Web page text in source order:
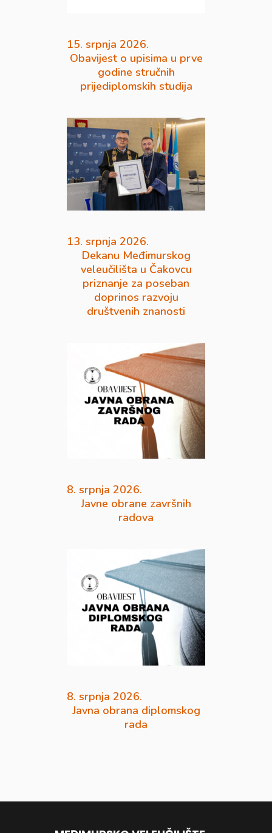
15. srpnja 2026.
Obavijest o upisima u prve
godine stručnih
prijediplomskih studija
13. srpnja 2026.
Dekanu Međimurskog
veleučilišta u Čakovcu
priznanje za poseban
doprinos razvoju
društvenih znanosti
8. srpnja 2026.
Javne obrane završnih
radova
8. srpnja 2026.
Javna obrana diplomskog
rada